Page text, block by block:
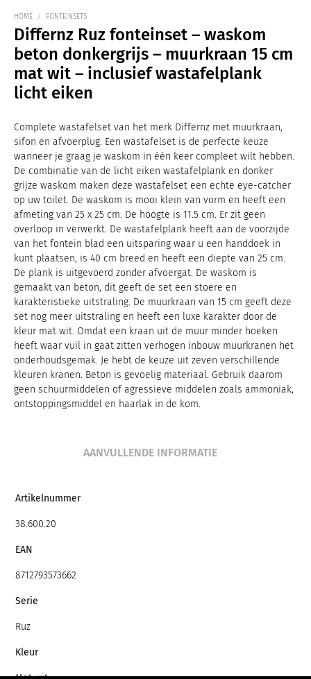
HOME / FONTEINSETS
Differnz Ruz fonteinset – waskom
beton donkergrijs – muurkraan 15 cm
mat wit – inclusief wastafelplank
licht eiken
Complete wastafelset van het merk Differnz met muurkraan,
sifon en afvoerplug. Een wastafelset is de perfecte keuze
wanneer je graag je waskom in één keer compleet wilt hebben.
De combinatie van de licht eiken wastafelplank en donker
grijze waskom maken deze wastafelset een echte eye-catcher
op uw toilet. De waskom is mooi klein van vorm en heeft een
afmeting van 25 x 25 cm. De hoogte is 11.5 cm. Er zit geen
overloop in verwerkt. De wastafelplank heeft aan de voorzijde
van het fontein blad een uitsparing waar u een handdoek in
kunt plaatsen, is 40 cm breed en heeft een diepte van 25 cm.
De plank is uitgevoerd zonder afvoergat. De waskom is
gemaakt van beton, dit geeft de set een stoere en
karakteristieke uitstraling. De muurkraan van 15 cm geeft deze
set nog meer uitstraling en heeft een luxe karakter door de
kleur mat wit. Omdat een kraan uit de muur minder hoeken
heeft waar vuil in gaat zitten verhogen inbouw muurkranen het
onderhoudsgemak. Je hebt de keuze uit zeven verschillende
kleuren kranen. Beton is gevoelig materiaal. Gebruik daarom
geen schuurmiddelen of agressieve middelen zoals ammoniak,
ontstoppingsmiddel en haarlak in de kom.
AANVULLENDE INFORMATIE
Artikelnummer
38.600.20
EAN
8712793573662
Serie
Ruz
Kleur